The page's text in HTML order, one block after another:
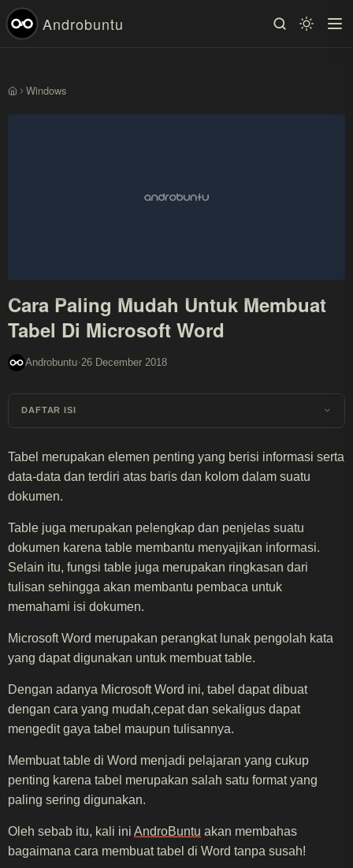
Androbuntu
BerandaWindows
Cara Paling Mudah Untuk Membuat
Tabel Di Microsoft Word
Androbuntu·26 December 2018
DAFTAR ISI
Tabel merupakan elemen penting yang berisi informasi serta
data-data dan terdiri atas baris dan kolom dalam suatu
dokumen.
Table juga merupakan pelengkap dan penjelas suatu
dokumen karena table membantu menyajikan informasi.
Selain itu, fungsi table juga merupakan ringkasan dari
tulisan sehingga akan membantu pembaca untuk
memahami isi dokumen.
Microsoft Word merupakan perangkat lunak pengolah kata
yang dapat digunakan untuk membuat table.
Dengan adanya Microsoft Word ini, tabel dapat dibuat
dengan cara yang mudah,cepat dan sekaligus dapat
mengedit gaya tabel maupun tulisannya.
Membuat table di Word menjadi pelajaran yang cukup
penting karena tabel merupakan salah satu format yang
paling sering digunakan.
Oleh sebab itu, kali ini AndroBuntu akan membahas
bagaimana cara membuat tabel di Word tanpa susah!